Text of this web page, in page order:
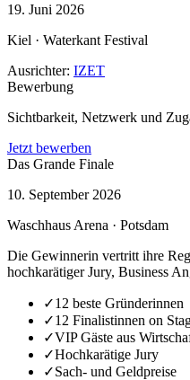
19. Juni 2026
Kiel · Waterkant Festival
Ausrichter: IZET
Bewerbung
Sichtbarkeit, Netzwerk und
Jetzt bewerben
Das Grande Finale
10. September 2026
Waschhaus Arena · Potsdam
Die Gewinnerin vertritt ihre
hochkarätiger Jury, Business
✓12 beste Gründerinnen
✓12 Finalistinnen on
✓VIP Gäste aus
✓Hochkarätige Jury
✓Sach- und Geldpreise